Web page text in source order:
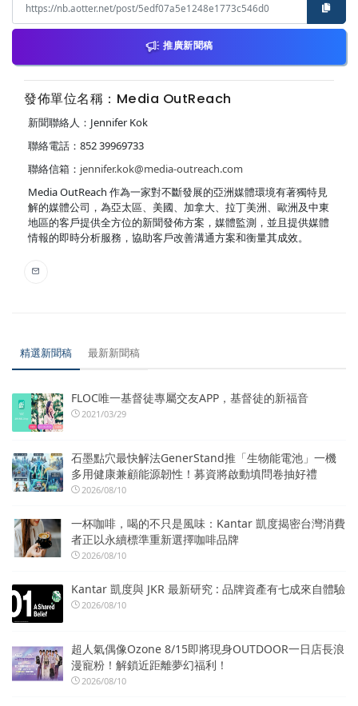
推廣新聞稿
發佈單位名稱：Media OutReach
新聞聯絡人：Jennifer Kok
聯絡電話：852 39969733
聯絡信箱： jennifer.kok@media-outreach.com
Media OutReach 作為一家對不斷發展的亞洲媒體環境有著獨特見
解的媒體公司，為亞太區、美國、加拿大、拉丁美洲、歐洲及中東
地區的客戶提供全方位的新聞發佈方案，媒體監測，並且提供媒體
情報的即時分析服務，協助客戶改善溝通方案和衡量其成效。
精選新聞稿 最新新聞稿
FLOC唯一基督徒專屬交友APP，基督徒的新福音
2021/03/29
石墨點穴最快解法GenerStand推「生物能電池」一機
多用健康兼顧能源韌性！募資將啟動填問卷抽好禮
2026/08/10
一杯咖啡，喝的不只是風味：Kantar 凱度揭密台灣消費
者正以永續標準重新選擇咖啡品牌
2026/08/10
Kantar 凱度與 JKR 最新研究 : 品牌資產有七成來自體驗
2026/08/10
超人氣偶像Ozone 8/15即將現身OUTDOOR一日店長浪
漫寵粉！解鎖近距離夢幻福利！
2026/08/10